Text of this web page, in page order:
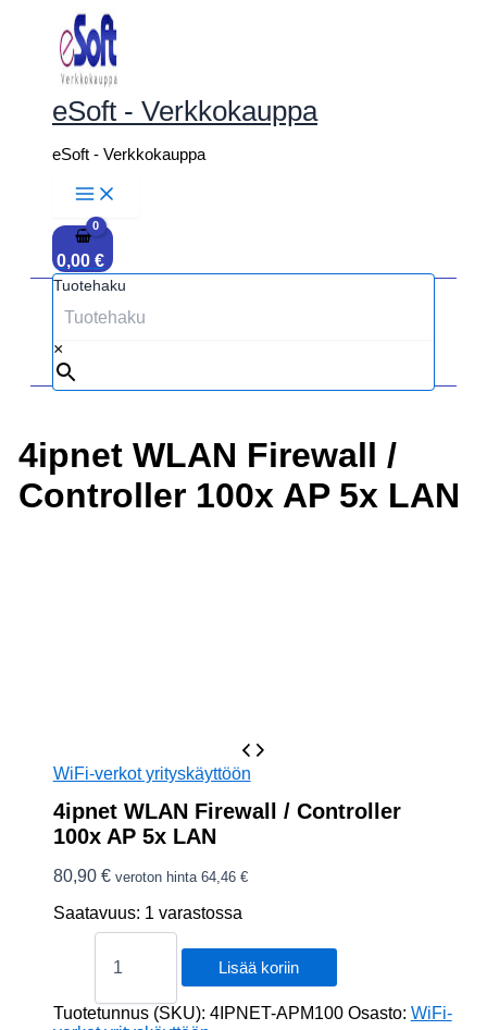
sisältöön
eSoft - Verkkokauppa
eSoft - Verkkokauppa
0,00 €
Tuotehaku
×
4ipnet WLAN Firewall /
Controller 100x AP 5x LAN
WiFi-verkot yrityskäyttöön
4ipnet WLAN Firewall / Controller
100x AP 5x LAN
80,90 € veroton hinta 64,46 €
Saatavuus: 1 varastossa
/
Lisää koriin
Tuotetunnus (SKU): 4IPNET-APM100 Osasto: WiFi-